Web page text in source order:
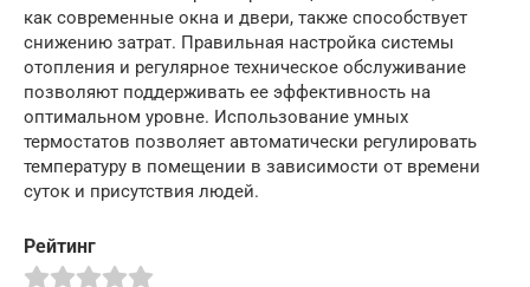
как современные окна и двери, также способствует
снижению затрат. Правильная настройка системы
отопления и регулярное техническое обслуживание
позволяют поддерживать ее эффективность на
оптимальном уровне. Использование умных
термостатов позволяет автоматически регулировать
температуру в помещении в зависимости от времени
суток и присутствия людей.
Рейтинг